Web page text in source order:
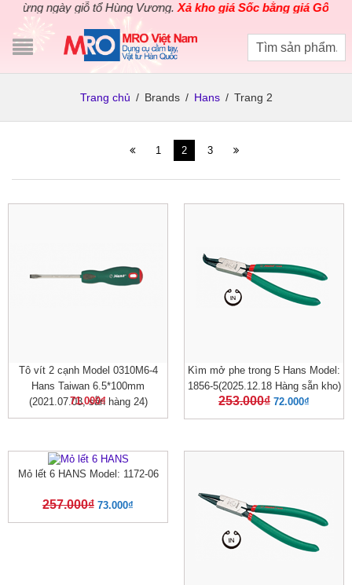
ngày giỗ tổ Hùng Vương.Xả kho giá Sốc bằng giá Gốccho các
Trang chủ / Brands / Hans / Trang 2
1 2 3
Tô vít 2 cạnh Model 0310M6-4
Hans Taiwan 6.5*100mm
(2021.07.03, sẵn hàng 24)
71.000₫
Kìm mở phe trong 5 Hans Model:
1856-5(2025.12.18 Hàng sẵn kho)
253.000₫ 72.000₫
Mỏ lết 6 HANS Model: 1172-06
257.000₫ 73.000₫